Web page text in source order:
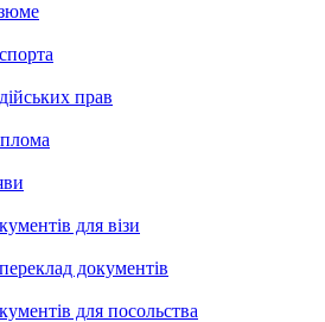
прав
для візи
документів
для посольства